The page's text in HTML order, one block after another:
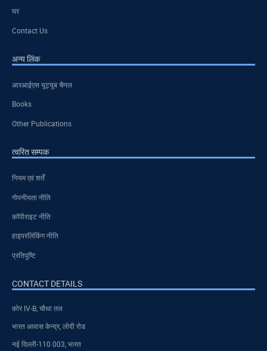
घर
Contact Us
अन्य लिंक
आरआईएस यूट्यूब चैनल
Books
Other Publications
त्वरित सम्पक
नियम एवं शर्तें
गोपनीयता नीति
कॉपीराइट नीति
हाइपरलिंकिंग नीति
प्रतिपुष्टि
CONTACT DETAILS
कोर IV-B, चौथा तल
भारत आवास केन्द्र, लोदी रोड
नई दिल्ली-110 003, भारत